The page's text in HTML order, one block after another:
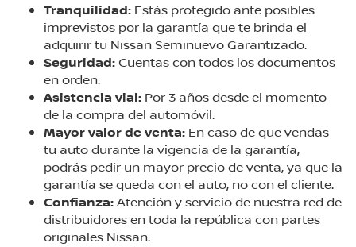
Tranquilidad: Estás protegido ante posibles
imprevistos por la garantía que te brinda el
adquirir tu Nissan Seminuevo Garantizado.
Seguridad:Cuentas con todos los documentos
en orden.
Asistencia vial: Por 3 años desde el momento
de la compra del automóvil.
Mayor valor de venta: En caso de que vendas
tu auto durante la vigencia de la garantía,
podrás pedir un mayor precio de venta, ya que la
garantía se queda con el auto, no con el cliente.
Confianza:Atención y servicio de nuestra red de
distribuidores en toda la república con partes
originales Nissan.